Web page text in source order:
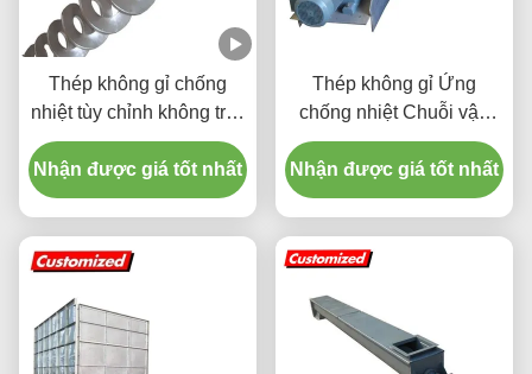
Thép không gỉ chống
nhiệt tùy chỉnh không trục
vít xoắn ốc conveyor
Nhận được giá tốt nhất
Thép không gỉ Ứng
chống nhiệt Chuỗi vận
chuyển vít linh hoạt với
kích thước tùy chỉnh để
vận chuyển băng mỏng
Nhận được giá tốt nhất